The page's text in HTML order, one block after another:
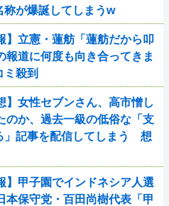
称が爆誕してしまうw
】立憲・蓮舫「蓮舫だから叩
報道に何度も向き合ってきま
殺到
】女性セブンさん、高市憎し
のか、過去一級の低俗な「支
」記事を配信してしまう 想
】甲子園でインドネシア人選
保守党・百田尚樹代表「甲